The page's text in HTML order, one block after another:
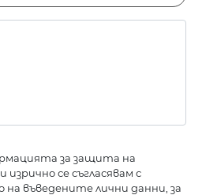
за защита на
се съгласявам с
въведените лични данни, за